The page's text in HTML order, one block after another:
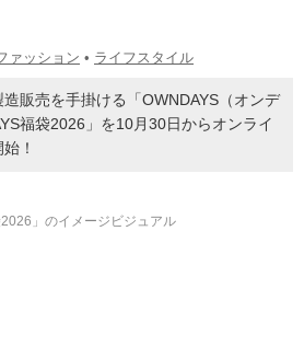
ァッション • ライフスタイル
販売を手掛ける「OWNDAYS（オンデ
福袋2026」を10月30日からオンライ
！
2026」のイメージビジュアル